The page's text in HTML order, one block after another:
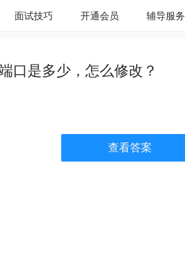
面试技巧 开通会员 辅导服务
口是多少，怎么修改？
查看答案